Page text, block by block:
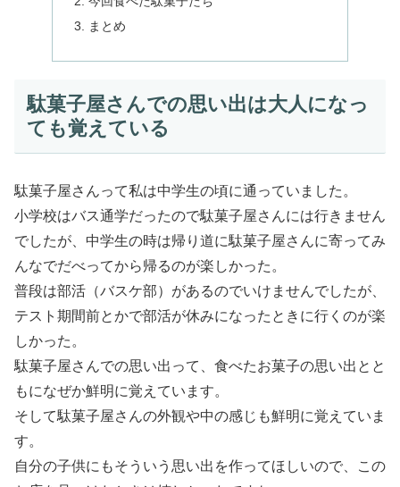
まとめ
駄菓子屋さんでの思い出は大人になっ
ても覚えている
駄菓子屋さんって私は中学生の頃に通っていました。
小学校はバス通学だったので駄菓子屋さんには行きません
でしたが、中学生の時は帰り道に駄菓子屋さんに寄ってみ
んなでだべってから帰るのが楽しかった。
普段は部活（バスケ部）があるのでいけませんでしたが、
テスト期間前とかで部活が休みになったときに行くのが楽
しかった。
駄菓子屋さんでの思い出って、食べたお菓子の思い出とと
もになぜか鮮明に覚えています。
そして駄菓子屋さんの外観や中の感じも鮮明に覚えていま
す。
自分の子供にもそういう思い出を作ってほしいので、この